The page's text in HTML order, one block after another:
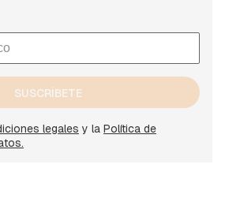
SUSCRÍBETE
legales y la Política de